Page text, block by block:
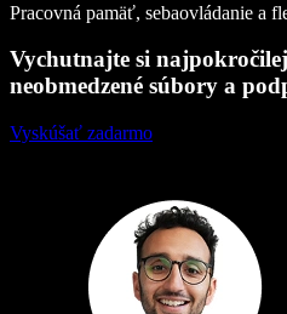
Pracovná pamäť, sebaovládanie a
Vychutnajte si
neobmedzené súbory a
Vyskúšať zadarmo